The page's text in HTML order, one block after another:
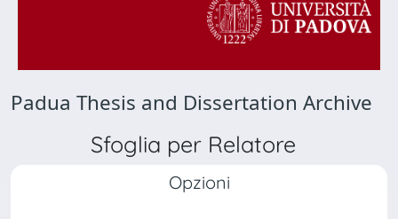
Padua Thesis and Dissertation Archive
Sfoglia per Relatore
Opzioni